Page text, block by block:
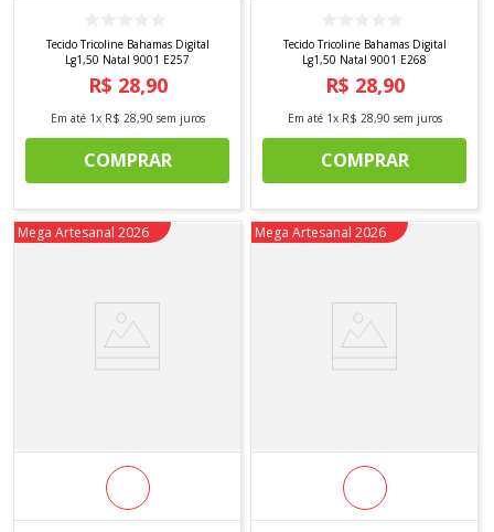
Tecido Tricoline Bahamas Digital
Lg1,50 Natal 9001 E257
R$ 28,90
Em até 1x R$ 28,90 sem juros
COMPRAR
Tecido Tricoline Bahamas Digital
Lg1,50 Natal 9001 E268
R$ 28,90
Em até 1x R$ 28,90 sem juros
COMPRAR
Novidade
Mega Artesanal 2026 Novidade
Mega Artesanal 2026